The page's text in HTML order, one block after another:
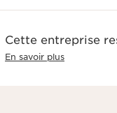
Cette entreprise
En savoir plus